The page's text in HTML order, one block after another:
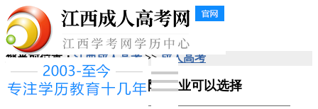
您当前位置： 江西成人高考>> 成人高考
成人高考有哪些专业可以选择